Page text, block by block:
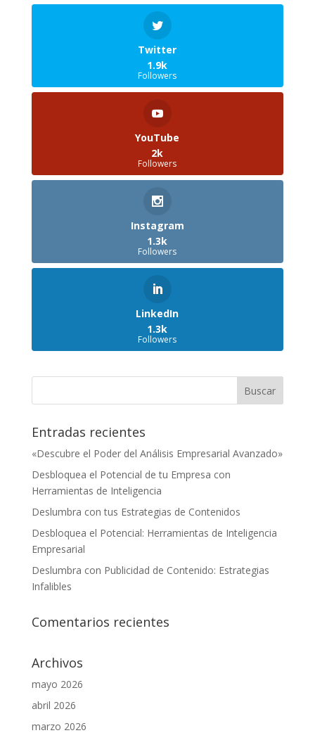
Twitter
1.9k
Followers
YouTube
2k
Followers
Instagram
1.3k
Followers
LinkedIn
1.3k
Followers
Entradas recientes
«Descubre el Poder del Análisis Empresarial Avanzado»
Desbloquea el Potencial de tu Empresa con
Herramientas de Inteligencia
Deslumbra con tus Estrategias de Contenidos
Desbloquea el Potencial: Herramientas de Inteligencia
Empresarial
Deslumbra con Publicidad de Contenido: Estrategias
Infalibles
Comentarios recientes
Archivos
mayo 2026
abril 2026
marzo 2026